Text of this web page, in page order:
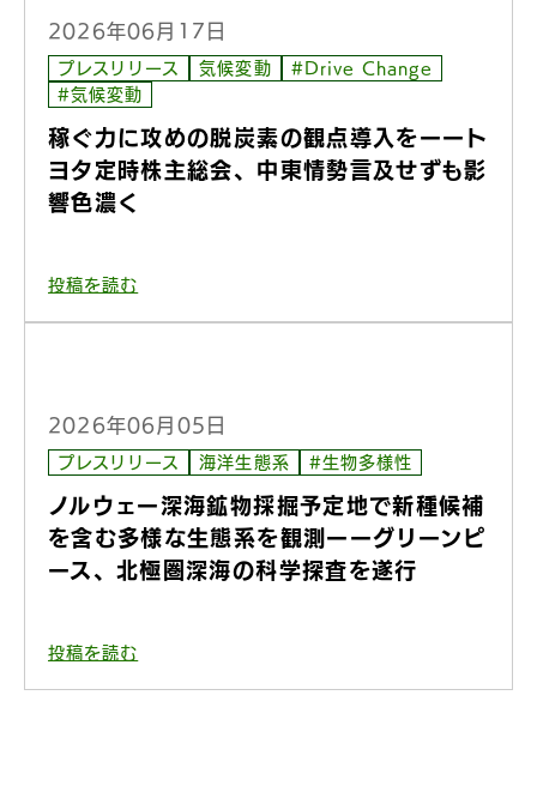
2026年06月17日
プレスリリース 気候変動
#Drive Change
#気候変動
稼ぐ力に攻めの脱炭素の観点導入をーート
ヨタ定時株主総会、中東情勢言及せずも影
響色濃く
投稿を読む
2026年06月05日
プレスリリース 海洋生態系 #生物多様性
ノルウェー深海鉱物採掘予定地で新種候補
を含む多様な生態系を観測ーーグリーンピ
ース、北極圏深海の科学探査を遂行
投稿を読む